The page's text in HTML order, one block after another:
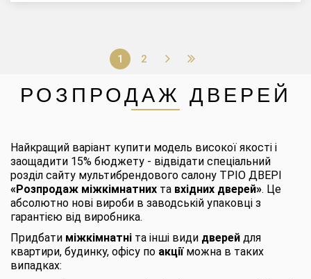
1 2
РОЗПРОДАЖ ДВЕРЕЙ
Найкращий варіант купити модель високої якості і
заощадити 15% бюджету - відвідати спеціальний
розділ сайту мультибрендового салону ТРІО ДВЕРІ
«Розпродаж міжкімнатних та вхідних дверей». Це
абсолютно нові вироби в заводській упаковці з
гарантією від виробника.
Придбати міжкімнатні та інші види дверей для
квартири, будинку, офісу по акціїможна в таких
випадках: